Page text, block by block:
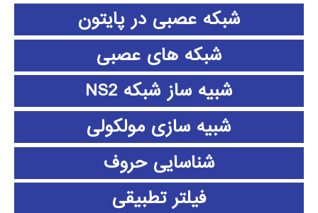
شبکه عصبی در پایتون
شبکه های عصبی
شبیه ساز شبکه NS2
شبیه سازی مولکولی
شناسایی حروف
فیلتر تطبیقی